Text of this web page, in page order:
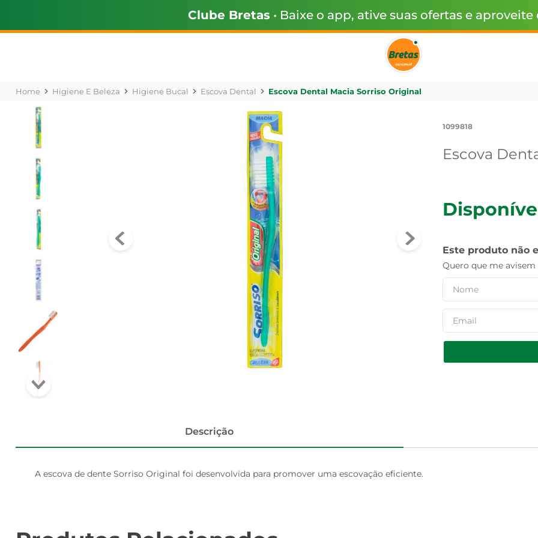
Clube Bretas • Baixe o app, ative suas ofertas e
Higiene E Beleza Higiene Bucal Escova Dental Escova Dental Macia Sorriso Original
1099818
Escova
Este produto não
Quero que me
Descrição
A escova de dente Sorriso Original foi desenvolvida para promover uma escovação eficiente.